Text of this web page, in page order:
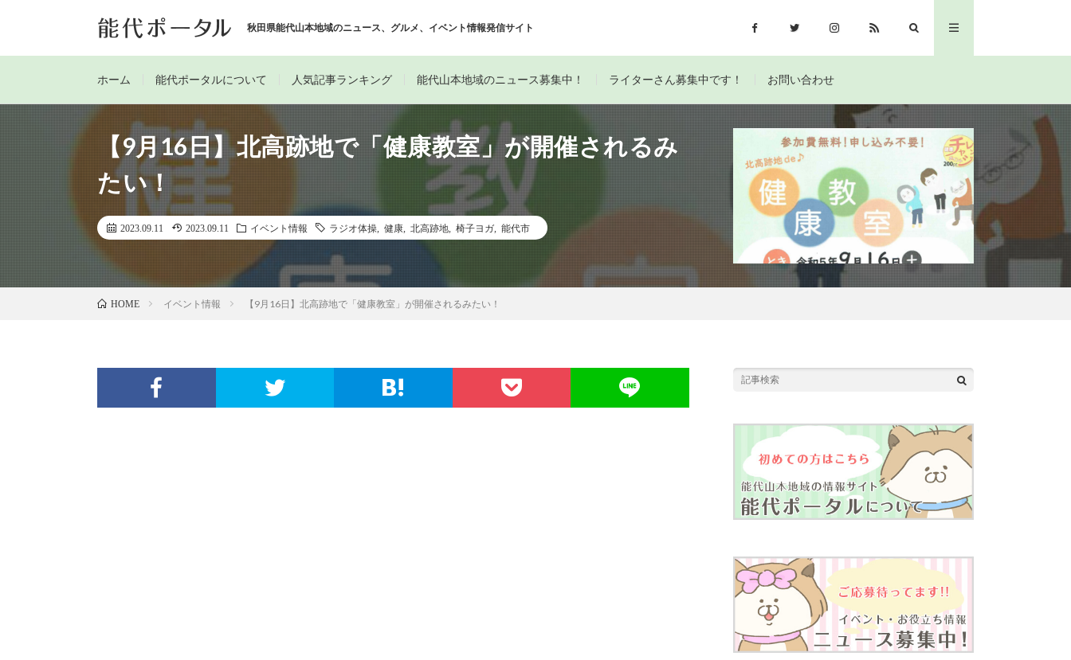
秋田県能代山本地域のニュース、グルメ、イベント情報発信サイト
ホーム 能代ポータルについて 人気記事ランキング 能代山本地域のニュース募集中！ ライターさん募集中です！ お問い合わせ
【9月16日】北高跡地で「健康教室」が開催されるみ
たい！
2023.09.11 2023.09.11 イベント情報 ラジオ体操 健康 北高跡地 椅子ヨガ 能代市
HOME イベント情報 【9月16日】北高跡地で「健康教室」が開催されるみたい！